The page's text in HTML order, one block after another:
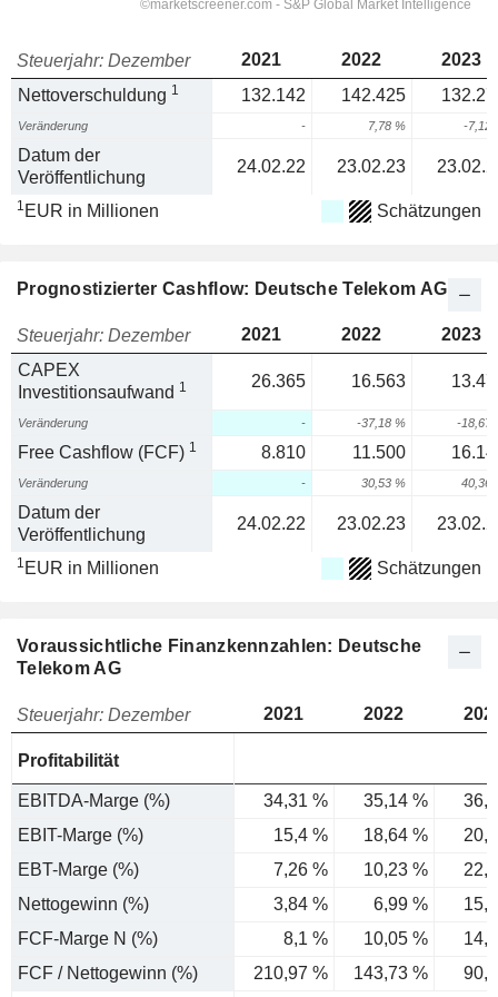
Steuerjahr: Dezember 2021 2022
2023
Nettoverschuldung 1 132.142 142.425
Veränderung - 7,78 % -7,12
Datum der
Veröffentlichung
24.02.22 23.02.23
1 EUR in Millionen Schätzungen
Prognostizierter Cashflow: Deutsche Telekom AG
Steuerjahr: Dezember 2021 2022
2023
CAPEX
Investitionsaufwand 1 26.365 16.563
Veränderung - -37,18 % -18,67
Free Cashflow (FCF) 1 8.810 11.500
Veränderung - 30,53 % 40,36
Datum der
Veröffentlichung
24.02.22 23.02.23
1 EUR in Millionen Schätzungen
Voraussichtliche Finanzkennzahlen: Deutsche
Telekom AG
Steuerjahr: Dezember 2021 2022
Profitabilität
EBITDA-Marge (%) 34,31 % 35,14 %
EBIT-Marge (%)
15,4 % 18,64 %
EBT-Marge (%)
7,26 % 10,23 %
Nettogewinn (%)
3,84 % 6,99 %
FCF-Marge N (%)
8,1 % 10,05 %
FCF / Nettogewinn (%)
210,97 % 143,73 %